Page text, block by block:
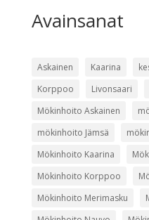
Avainsanat
Askainen Kaarina
Korppoo
Livonsaari
Mökinhoito Askainen
mökinhoito Jämsä
Mökinhoito Kaarina
Mökinhoito Korppoo
Mökinhoito Merimasku